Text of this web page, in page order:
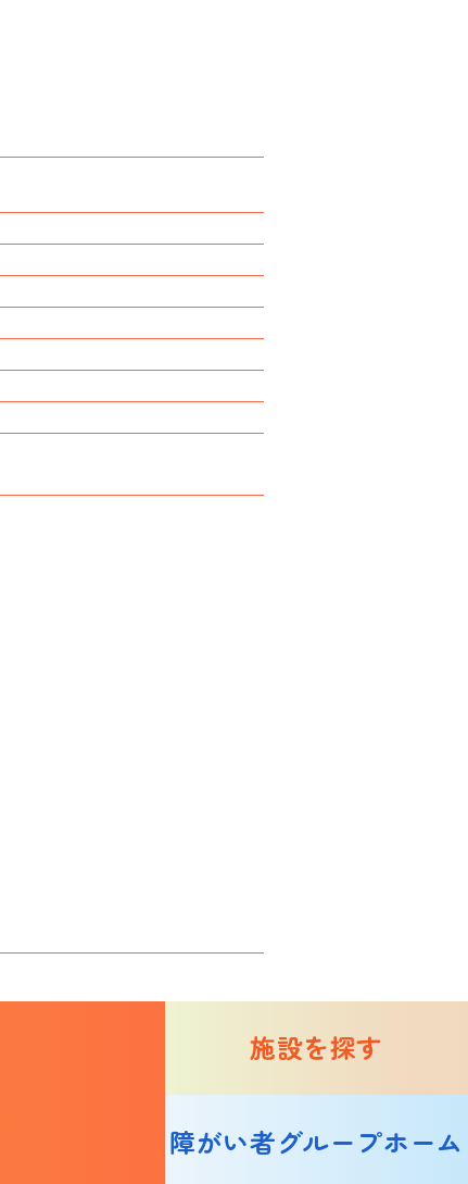
施設を探す
障がい者グループホーム